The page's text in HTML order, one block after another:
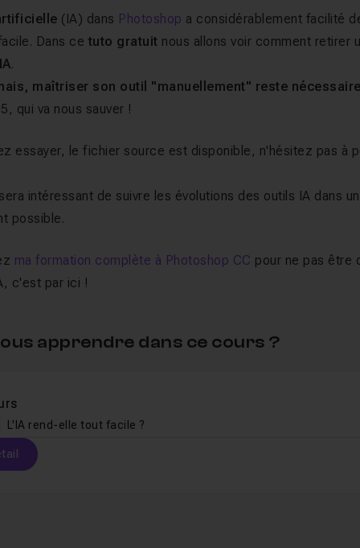
(IA) dans Photoshop a considérablement facilité
Dans ce tuto gratuit nous allons voir comment retirer
.
maîtriser son outil "manuellement" reste nécessaire
qui va nous sauver !
essayer, le fichier source est disponible, n'hésitez pas à
intéressant de suivre les évolutions des outils IA dans
possible.
ma formation complète à Photoshop CC pour ne pas être
c'est par ici !
apprendre dans ce cours ?
L'IA rend-elle tout facile ?